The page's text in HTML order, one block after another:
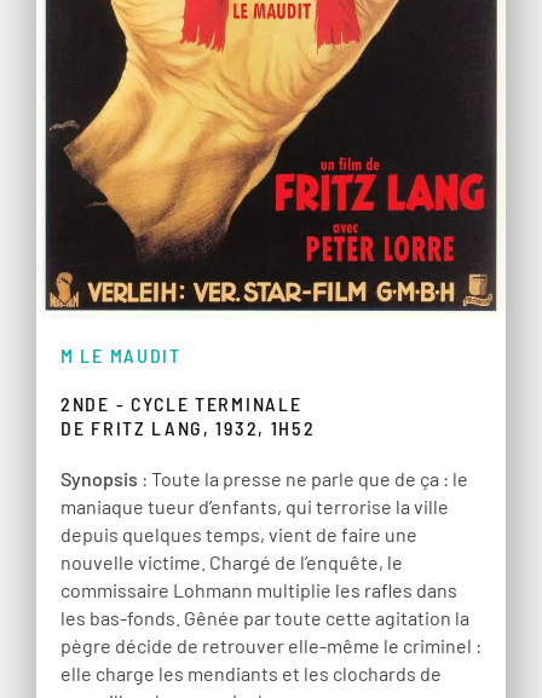
M LE MAUDIT
2NDE - CYCLE TERMINALE
DE FRITZ LANG, 1932, 1H52
Synopsis : Toute la presse ne parle que de ça : le
maniaque tueur d’enfants, qui terrorise la ville
depuis quelques temps, vient de faire une
nouvelle victime. Chargé de l’enquête, le
commissaire Lohmann multiplie les rafles dans
les bas-fonds. Gênée par toute cette agitation la
pègre décide de retrouver elle-même le criminel :
elle charge les mendiants et les clochards de